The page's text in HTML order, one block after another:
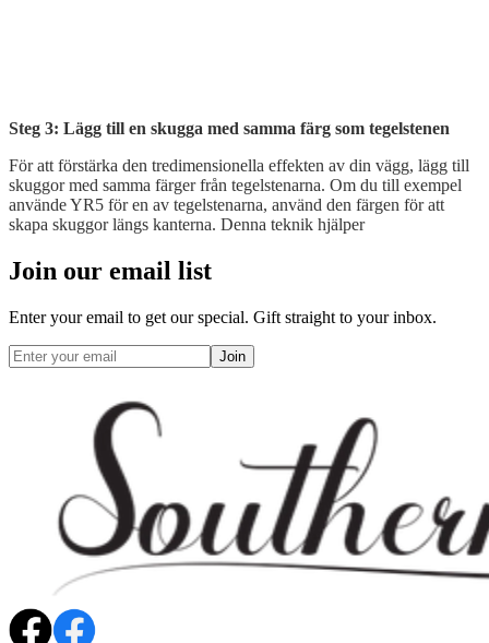
Steg 3: Lägg till en skugga med samma färg som tegelstenen
För att förstärka den tredimensionella effekten av din vägg, lägg till
skuggor med samma färger från tegelstenarna. Om du till exempel
använde YR5 för en av tegelstenarna, använd den färgen för att
skapa skuggor längs kanterna. Denna teknik hjälper
Join our email list
Enter your email to get our special. Gift straight to your inbox.
Join